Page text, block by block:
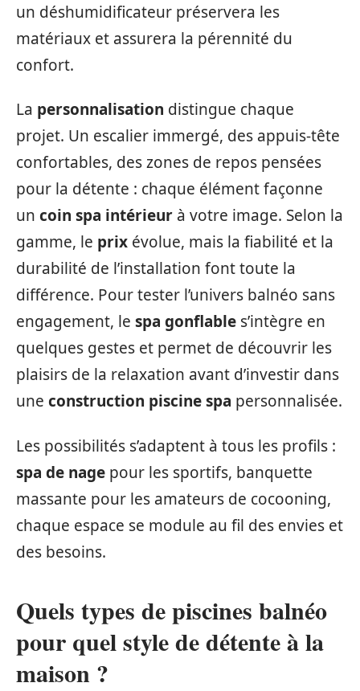
un déshumidificateur préservera les
matériaux et assurera la pérennité du
confort.
La personnalisation distingue chaque
projet. Un escalier immergé, des appuis-tête
confortables, des zones de repos pensées
pour la détente : chaque élément façonne
un coin spa intérieur à votre image. Selon la
gamme, le prix évolue, mais la fiabilité et la
durabilité de l’installation font toute la
différence. Pour tester l’univers balnéo sans
engagement, le spa gonflable s’intègre en
quelques gestes et permet de découvrir les
plaisirs de la relaxation avant d’investir dans
une construction piscine spa personnalisée.
Les possibilités s’adaptent à tous les profils :
spa de nage pour les sportifs, banquette
massante pour les amateurs de cocooning,
chaque espace se module au fil des envies et
des besoins.
Quels types de piscines balnéo
pour quel style de détente à la
maison ?